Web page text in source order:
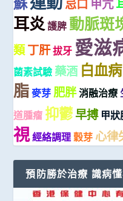
忌口 甲亢
耳炎護脾 動脈斑
類丁肝拔牙 愛滋
菌素試驗 藥酒 白血病
脂 麥芽 肥胖消融治療
道腫瘤 抑鬱早搏 甲
視經絡調理 穀芽 心律
預防勝於治療 識病